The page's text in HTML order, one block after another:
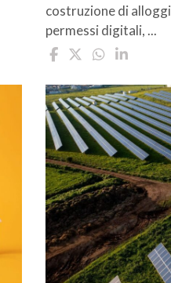
costruzione di
permessi digitali, ...